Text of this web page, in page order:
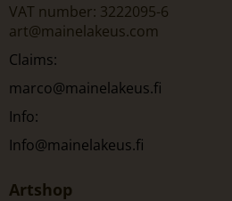
VAT number: 3222095-6
art@mainelakeus.com
Claims:
marco@mainelakeus.fi
Info:
Info@mainelakeus.fi
Artshop